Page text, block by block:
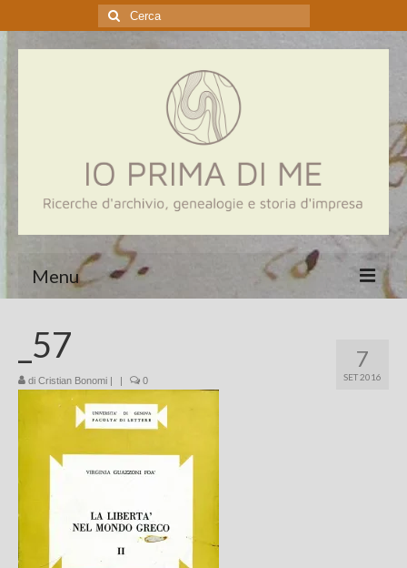
Cerca:
Menu
Genealogia
Aziende
Contatti
7
SET 2016
_57
di Cristian Bonomi | | 0